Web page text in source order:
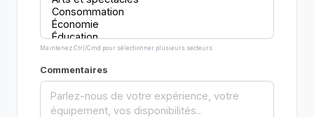
Maintenez Ctrl/Cmd pour sélectionner plusieurs secteurs
Commentaires